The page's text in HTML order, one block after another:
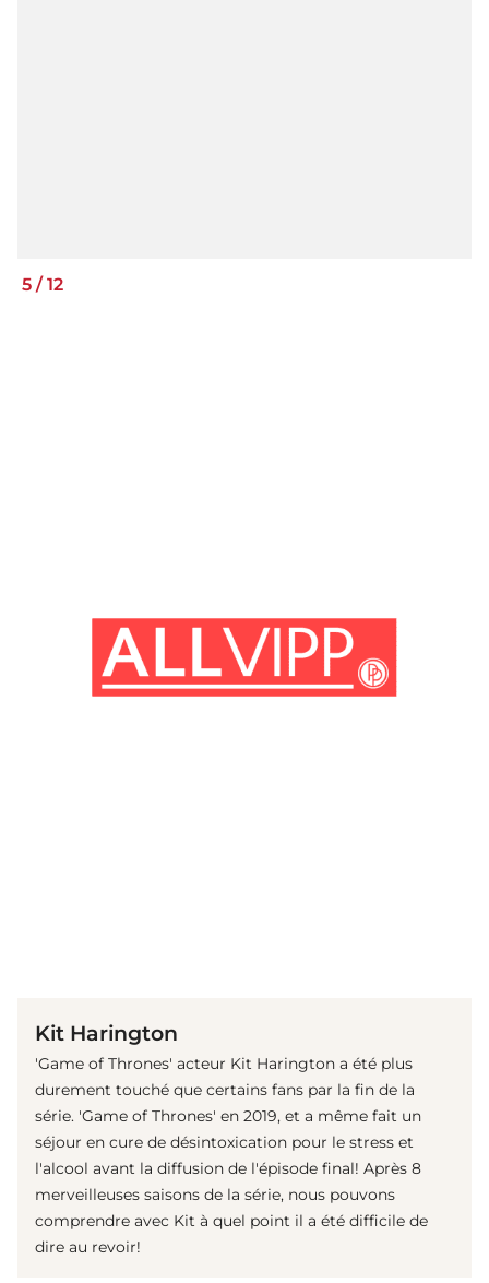
5 / 12
Kit Harington
'Game of Thrones' acteur Kit Harington a été plus
durement touché que certains fans par la fin de la
série. 'Game of Thrones' en 2019, et a même fait un
séjour en cure de désintoxication pour le stress et
l'alcool avant la diffusion de l'épisode final! Après 8
merveilleuses saisons de la série, nous pouvons
comprendre avec Kit à quel point il a été difficile de
dire au revoir!